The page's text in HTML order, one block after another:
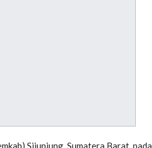
Sijunjung, Sumatera Barat, pada